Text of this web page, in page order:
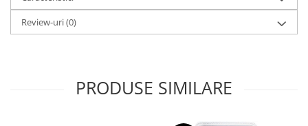
Review-uri(0)
PRODUSE SIMILARE